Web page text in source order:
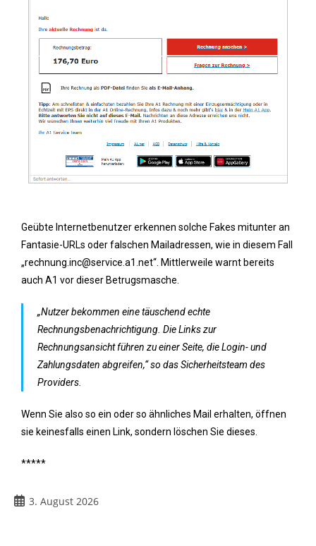
Geübte Internetbenutzer erkennen solche Fakes mitunter an
Fantasie-URLs oder falschen Mailadressen, wie in diesem Fall
„rechnung.inc@service.a1.net“. Mittlerweile warnt bereits
auch A1 vor dieser Betrugsmasche.
„Nutzer bekommen eine täuschend echte
Rechnungsbenachrichtigung. Die Links zur
Rechnungsansicht führen zu einer Seite, die Login- und
Zahlungsdaten abgreifen,“ so das Sicherheitsteam des
Providers.
Wenn Sie also so ein oder so ähnliches Mail erhalten, öffnen
sie keinesfalls einen Link, sondern löschen Sie dieses.
*****
3. August 2026